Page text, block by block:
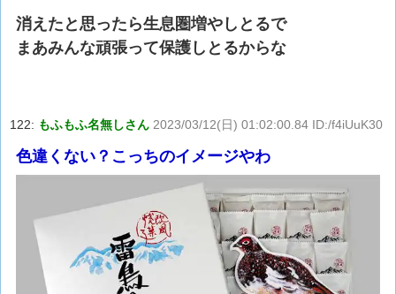
消えたと思ったら生息圏増やしとるで
まあみんな頑張って保護しとるからな
122: もふもふ名無しさん 2023/03/12(日) 01:02:00.84 ID:/f4iUuK30
色違くない？こっちのイメージやわ